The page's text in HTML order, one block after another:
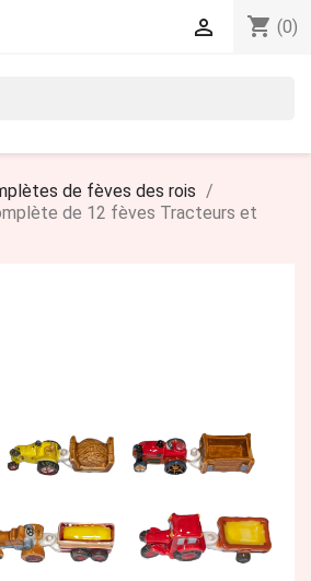
shopping_cart (0)

de fèves des rois
de 12 fèves Tracteurs et